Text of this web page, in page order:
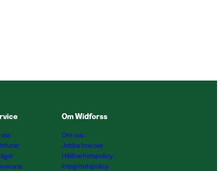
Om Widforss
Om oss
Jobba hos oss
Hållbarhetspolicy
Integritetspolicy